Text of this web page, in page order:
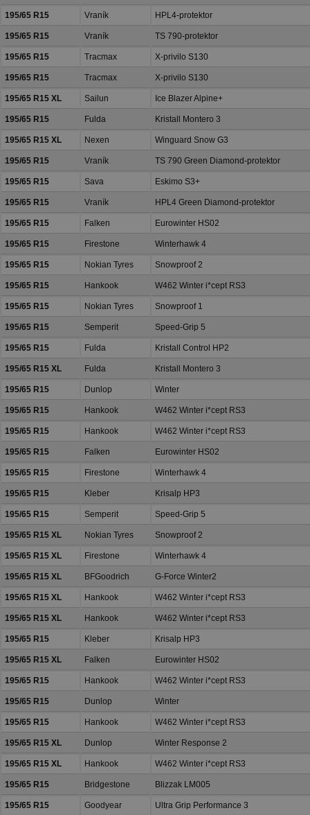
195/65 R15 Vraník HPL4-protektor
195/65 R15 Vraník TS 790-protektor
195/65 R15 Tracmax X-privilo S130
195/65 R15 Tracmax X-privilo S130
195/65 R15 XL Sailun Ice Blazer Alpine+
195/65 R15 Fulda Kristall Montero 3
195/65 R15 XL Nexen Winguard Snow G3
195/65 R15 Vraník TS 790 Green Diamond-protektor
195/65 R15 Sava Eskimo S3+
195/65 R15 Vraník HPL4 Green Diamond-protektor
195/65 R15 Falken Eurowinter HS02
195/65 R15 Firestone Winterhawk 4
195/65 R15 Nokian Tyres Snowproof 2
195/65 R15 Hankook W462 Winter i*cept RS3
195/65 R15 Nokian Tyres Snowproof 1
195/65 R15 Semperit Speed-Grip 5
195/65 R15 Fulda Kristall Control HP2
195/65 R15 XL Fulda Kristall Montero 3
195/65 R15 Dunlop Winter
195/65 R15 Hankook W462 Winter i*cept RS3
195/65 R15 Hankook W462 Winter i*cept RS3
195/65 R15 Falken Eurowinter HS02
195/65 R15 Firestone Winterhawk 4
195/65 R15 Kleber Krisalp HP3
195/65 R15 Semperit Speed-Grip 5
195/65 R15 XL Nokian Tyres Snowproof 2
195/65 R15 XL Firestone Winterhawk 4
195/65 R15 XL BFGoodrich G-Force Winter2
195/65 R15 XL Hankook W462 Winter i*cept RS3
195/65 R15 XL Hankook W462 Winter i*cept RS3
195/65 R15 Kleber Krisalp HP3
195/65 R15 XL Falken Eurowinter HS02
195/65 R15 Hankook W462 Winter i*cept RS3
195/65 R15 Dunlop Winter
195/65 R15 Hankook W462 Winter i*cept RS3
195/65 R15 XL Dunlop Winter Response 2
195/65 R15 XL Hankook W462 Winter i*cept RS3
195/65 R15 Bridgestone Blizzak LM005
195/65 R15 Goodyear Ultra Grip Performance 3